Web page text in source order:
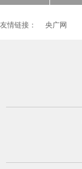
友情链接： 央广网